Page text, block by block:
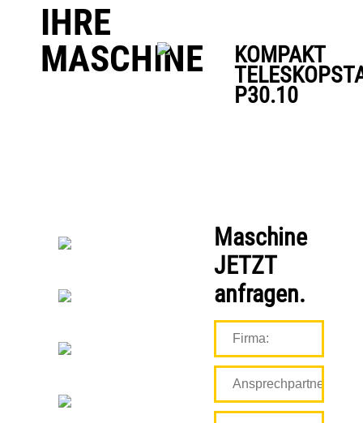
IHRE
MASCHINE
KOMPAKT
P30.10
Maschine
JETZT
anfragen.